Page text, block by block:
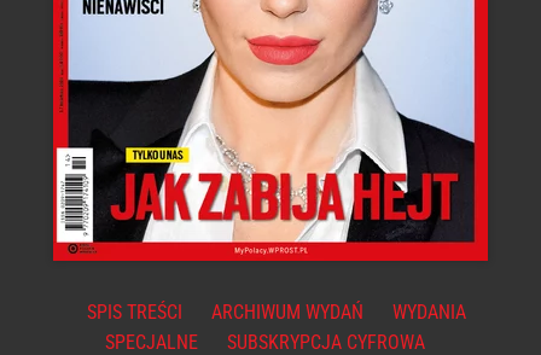
SPIS TREŚCI ARCHIWUM WYDAŃ
WYDANIA
SPECJALNE
SUBSKRYPCJA CYFROWA